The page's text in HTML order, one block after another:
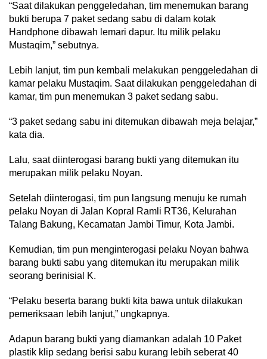
“Saat dilakukan penggeledahan, tim menemukan barang
bukti berupa 7 paket sedang sabu di dalam kotak
Handphone dibawah lemari dapur. Itu milik pelaku
Mustaqim,” sebutnya.
Lebih lanjut, tim pun kembali melakukan penggeledahan di
kamar pelaku Mustaqim. Saat dilakukan penggeledahan di
kamar, tim pun menemukan 3 paket sedang sabu.
“3 paket sedang sabu ini ditemukan dibawah meja belajar,”
kata dia.
Lalu, saat diinterogasi barang bukti yang ditemukan itu
merupakan milik pelaku Noyan.
Setelah diinterogasi, tim pun langsung menuju ke rumah
pelaku Noyan di Jalan Kopral Ramli RT36, Kelurahan
Talang Bakung, Kecamatan Jambi Timur, Kota Jambi.
Kemudian, tim pun menginterogasi pelaku Noyan bahwa
barang bukti sabu yang ditemukan itu merupakan milik
seorang berinisial K.
“Pelaku beserta barang bukti kita bawa untuk dilakukan
pemeriksaan lebih lanjut,” ungkapnya.
Adapun barang bukti yang diamankan adalah 10 Paket
plastik klip sedang berisi sabu kurang lebih seberat 40